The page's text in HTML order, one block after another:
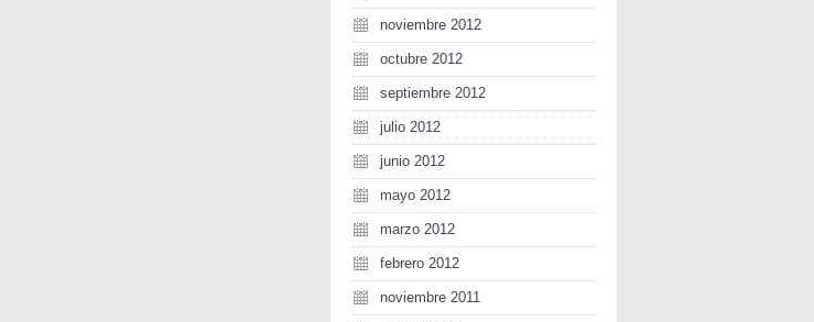
noviembre 2012
octubre 2012
septiembre 2012
julio 2012
junio 2012
mayo 2012
marzo 2012
febrero 2012
noviembre 2011